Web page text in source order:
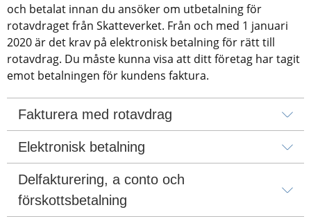
och betalat innan du ansöker om utbetalning för
rotavdraget från Skatteverket. Från och med 1 januari
2020 är det krav på elektronisk betalning för rätt till
rotavdrag. Du måste kunna visa att ditt företag har tagit
emot betalningen för kundens faktura.
Fakturera med rotavdrag
Elektronisk betalning
Delfakturering, a conto och
förskottsbetalning